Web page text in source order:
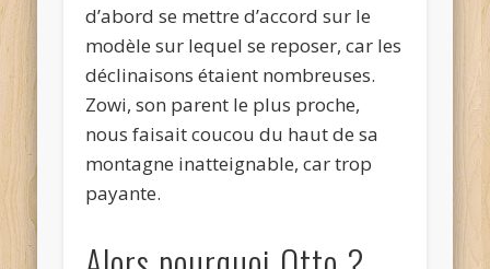
d’abord se mettre d’accord sur le
modèle sur lequel se reposer, car les
déclinaisons étaient nombreuses.
Zowi, son parent le plus proche,
nous faisait coucou du haut de sa
montagne inatteignable, car trop
payante.